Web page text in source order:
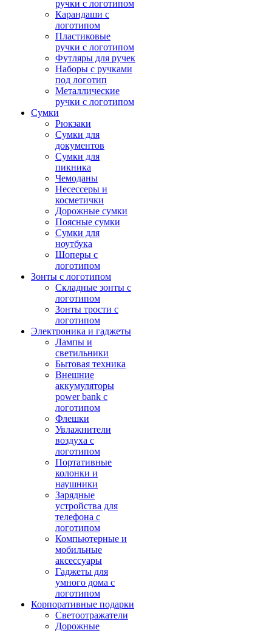
ручки с логотипом
Карандаши с
логотипом
Пластиковые
ручки с логотипом
Футляры для ручек
Наборы с ручками
под логотип
Металлические
ручки с логотипом
Сумки
Рюкзаки
Сумки для
документов
Сумки для
пикника
Чемоданы
Несессеры и
косметички
Дорожные сумки
Поясные сумки
Сумки для
ноутбука
Шоперы с
логотипом
Зонты с логотипом
Складные зонты с
логотипом
Зонты трости с
логотипом
Электроника и гаджеты
Лампы и
светильники
Бытовая техника
Внешние
аккумуляторы
power bank с
логотипом
Флешки
Увлажнители
воздуха с
логотипом
Портативные
колонки и
наушники
Зарядные
устройства для
телефона с
логотипом
Компьютерные и
мобильные
аксессуары
Гаджеты для
умного дома с
логотипом
Корпоративные подарки
Светоотражатели
Дорожные